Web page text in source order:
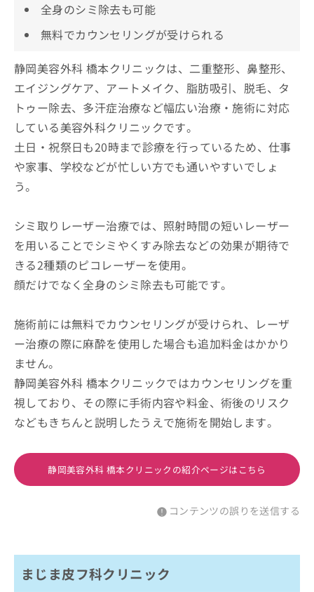
全身のシミ除去も可能
無料でカウンセリングが受けられる
静岡美容外科 橋本クリニックは、二重整形、鼻整形、
エイジングケア、アートメイク、脂肪吸引、脱毛、タ
トゥー除去、多汗症治療など幅広い治療・施術に対応
している美容外科クリニックです。
土日・祝祭日も20時まで診療を行っているため、仕事
や家事、学校などが忙しい方でも通いやすいでしょ
う。
シミ取りレーザー治療では、照射時間の短いレーザー
を用いることでシミやくすみ除去などの効果が期待で
きる2種類のピコレーザーを使用。
顔だけでなく全身のシミ除去も可能です。
施術前には無料でカウンセリングが受けられ、レーザ
ー治療の際に麻酔を使用した場合も追加料金はかかり
ません。
静岡美容外科 橋本クリニックではカウンセリングを重
視しており、その際に手術内容や料金、術後のリスク
などもきちんと説明したうえで施術を開始します。
静岡美容外科 橋本クリニックの紹介ページはこちら
コンテンツの誤りを送信する
まじま皮フ科クリニック